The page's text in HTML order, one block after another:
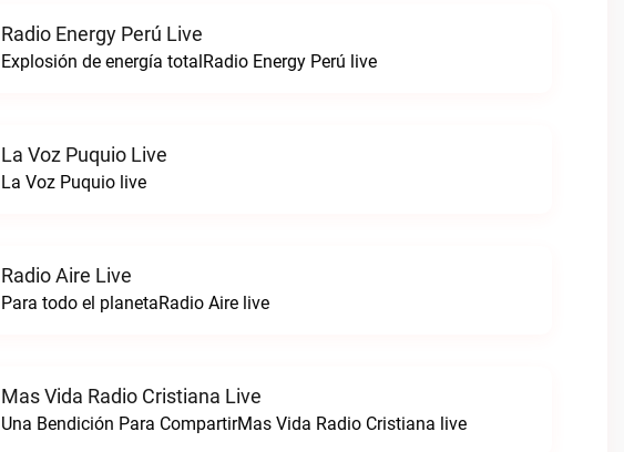
Radio Energy Perú Live
Explosión de energía totalRadio Energy Perú live
La Voz Puquio Live
La Voz Puquio live
Radio Aire Live
Para todo el planetaRadio Aire live
Mas Vida Radio Cristiana Live
Una Bendición Para CompartirMas Vida Radio Cristiana live